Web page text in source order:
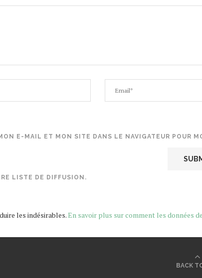
E-MAIL ET MON SITE DANS LE NAVIGATEUR POUR
LISTE DE DIFFUSION.
les indésirables.En savoir plus sur comment les données
BACK